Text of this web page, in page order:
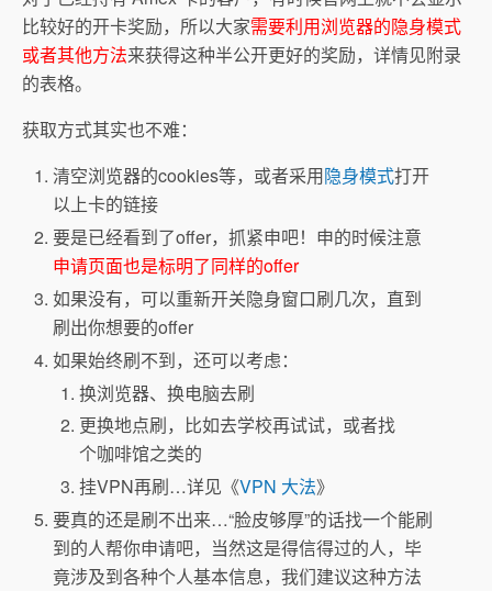
比较好的开卡奖励，所以大家需要利用浏览器的隐身模式
或者其他方法来获得这种半公开更好的奖励，详情见附录
的表格。
获取方式其实也不难：
清空浏览器的cookies等，或者采用隐身模式打开
以上卡的链接
要是已经看到了offer，抓紧申吧！申的时候注意
申请页面也是标明了同样的offer
如果没有，可以重新开关隐身窗口刷几次，直到
刷出你想要的offer
如果始终刷不到，还可以考虑：
换浏览器、换电脑去刷
更换地点刷，比如去学校再试试，或者找
个咖啡馆之类的
挂VPN再刷…详见《VPN 大法》
要真的还是刷不出来…“脸皮够厚”的话找一个能刷
到的人帮你申请吧，当然这是得信得过的人，毕
竟涉及到各种个人基本信息，我们建议这种方法